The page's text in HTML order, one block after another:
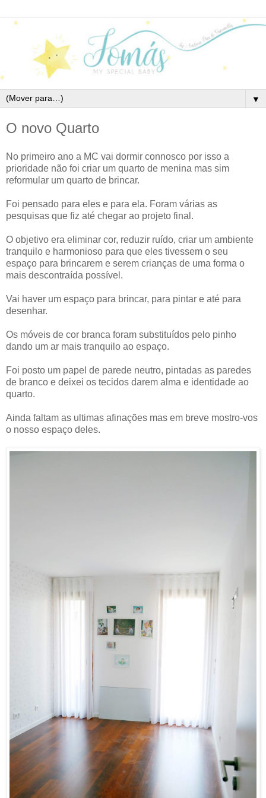
▼
O novo Quarto
No primeiro ano a MC vai dormir connosco por isso a
prioridade não foi criar um quarto de menina mas sim
reformular um quarto de brincar.
Foi pensado para eles e para ela. Foram várias as
pesquisas que fiz até chegar ao projeto final.
O objetivo era eliminar cor, reduzir ruído, criar um ambiente
tranquilo e harmonioso para que eles tivessem o seu
espaço para brincarem e serem crianças de uma forma o
mais descontraída possível.
Vai haver um espaço para brincar, para pintar e até para
desenhar.
Os móveis de cor branca foram substituídos pelo pinho
dando um ar mais tranquilo ao espaço.
Foi posto um papel de parede neutro, pintadas as paredes
de branco e deixei os tecidos darem alma e identidade ao
quarto.
Ainda faltam as ultimas afinações mas em breve mostro-vos
o nosso espaço deles.